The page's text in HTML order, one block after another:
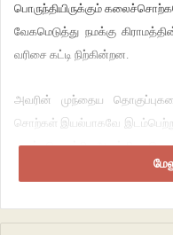
பொருந்தியிருக்கும்
வேகமெடுத்து நமக்கு
வரிசை கட்டி நிற்கின்றன.
அவரின் முந்தைய
சொற்கள் இயல்பாகவே
முண்டியெழும்பி, ஆசக்தி,
அரமரக்கா, நெற்றுக்கள்,